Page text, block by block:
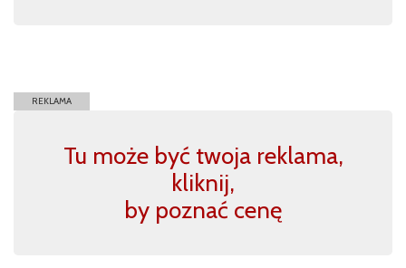
REKLAMA
Tu może być twoja reklama,
kliknij,
by poznać cenę